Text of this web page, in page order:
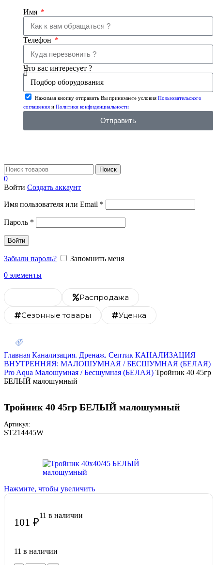
Имя
Телефон
Что вас интересует ?
Нажимая кнопку отправить Вы принимаете условия Пользовательского
соглашения и Политики конфиденциальности
Отправить
Поиск
0
Войти Создать аккаунт
Имя пользователя или Email *
Пароль *
Войти
Забыли пароль?
Запомнить меня
0 элементы
Распродажа
Сезонные товары
Уценка
Главная Канализация. Дренаж. Септик КАНАЛИЗАЦИЯ
ВНУТРЕННЯЯ: МАЛОШУМНАЯ / БЕСШУМНАЯ (БЕЛАЯ)
Pro Aqua Малошумная / Бесшумная (БЕЛАЯ) Тройник 40 45гр
БЕЛЫЙ малошумный
Тройник 40 45гр БЕЛЫЙ малошумный
Артикул:
ST214445W
Нажмите, чтобы увеличить
101 ₽
11 в наличии
11 в наличии